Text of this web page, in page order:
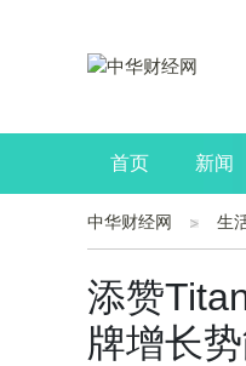
首页 新闻
公司 生活
中华财经网 生
添赞
牌增长